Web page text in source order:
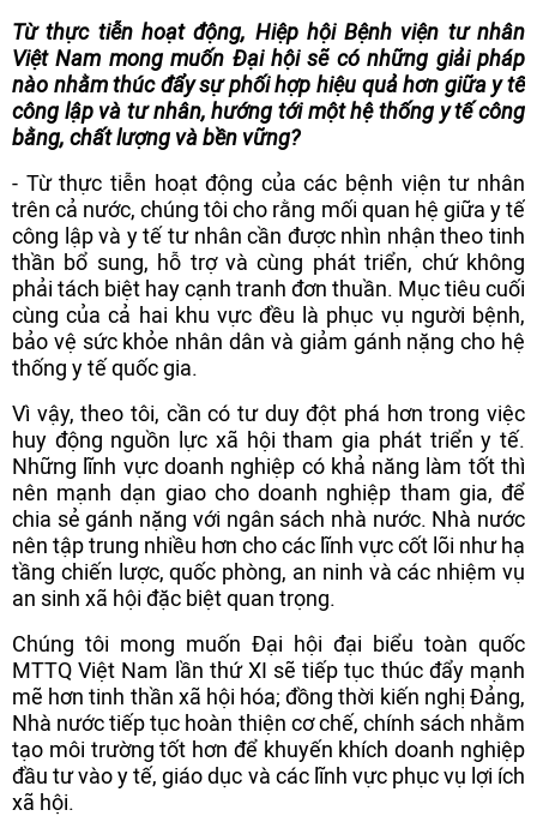
Từ thực tiễn hoạt động, Hiệp hội Bệnh viện tư nhân
Việt Nam mong muốn Đại hội sẽ có những giải pháp
nào nhằm thúc đẩy sự phối hợp hiệu quả hơn giữa y tế
công lập và tư nhân, hướng tới một hệ thống y tế công
bằng, chất lượng và bền vững?
- Từ thực tiễn hoạt động của các bệnh viện tư nhân
trên cả nước, chúng tôi cho rằng mối quan hệ giữa y tế
công lập và y tế tư nhân cần được nhìn nhận theo tinh
thần bổ sung, hỗ trợ và cùng phát triển, chứ không
phải tách biệt hay cạnh tranh đơn thuần. Mục tiêu cuối
cùng của cả hai khu vực đều là phục vụ người bệnh,
bảo vệ sức khỏe nhân dân và giảm gánh nặng cho hệ
thống y tế quốc gia.
Vì vậy, theo tôi, cần có tư duy đột phá hơn trong việc
huy động nguồn lực xã hội tham gia phát triển y tế.
Những lĩnh vực doanh nghiệp có khả năng làm tốt thì
nên mạnh dạn giao cho doanh nghiệp tham gia, để
chia sẻ gánh nặng với ngân sách nhà nước. Nhà nước
nên tập trung nhiều hơn cho các lĩnh vực cốt lõi như hạ
tầng chiến lược, quốc phòng, an ninh và các nhiệm vụ
an sinh xã hội đặc biệt quan trọng.
Chúng tôi mong muốn Đại hội đại biểu toàn quốc
MTTQ Việt Nam lần thứ XI sẽ tiếp tục thúc đẩy mạnh
mẽ hơn tinh thần xã hội hóa; đồng thời kiến nghị Đảng,
Nhà nước tiếp tục hoàn thiện cơ chế, chính sách nhằm
tạo môi trường tốt hơn để khuyến khích doanh nghiệp
đầu tư vào y tế, giáo dục và các lĩnh vực phục vụ lợi ích
xã hội.